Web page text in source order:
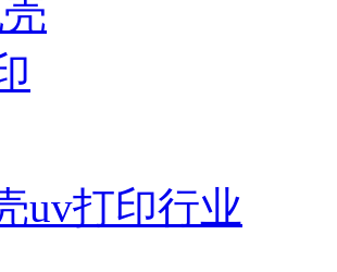
uv打印行业